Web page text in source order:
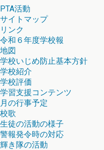
PTA活動
サイトマップ
リンク
令和６年度学校報
地図
学校いじめ防止基本方針
学校紹介
学校評価
学習支援コンテンツ
月の行事予定
校歌
生徒の活動の様子
警報発令時の対応
輝き隊の活動